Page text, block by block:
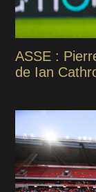
ASSE :
de Ian